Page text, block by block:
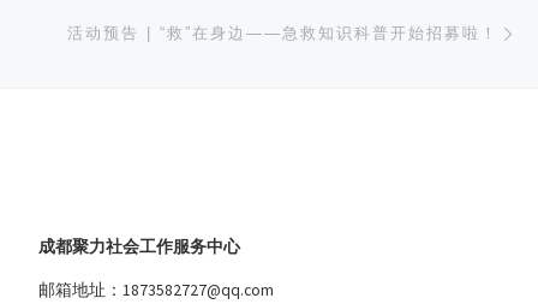
活动预告 | “救”在身边——急救知识科普开始招募啦！
成都聚力社会工作服务中心
邮箱地址：1873582727@qq.com